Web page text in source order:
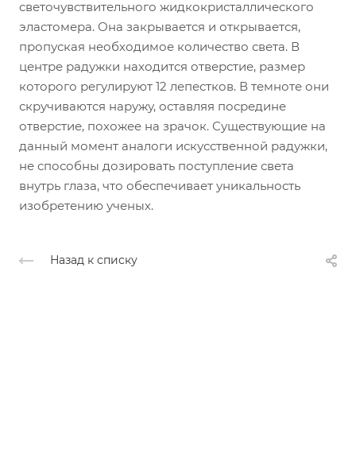
светочувствительного жидкокристаллического
эластомера. Она закрывается и открывается,
пропуская необходимое количество света. В
центре радужки находится отверстие, размер
которого регулируют 12 лепестков. В темноте они
скручиваются наружу, оставляя посредине
отверстие, похожее на зрачок. Существующие на
данный момент аналоги искусственной радужки,
не способны дозировать поступление света
внутрь глаза, что обеспечивает уникальность
изобретению ученых.
Назад к списку